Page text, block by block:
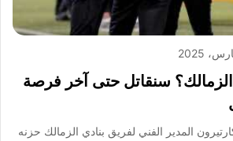
سنقاتل حتى آخر فرصة
المدير الفني لفريق بنادي الزمالك حزنه